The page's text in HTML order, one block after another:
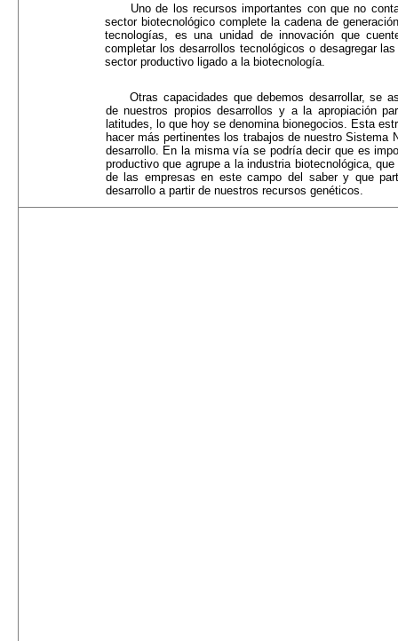
Uno de los recursos importantes con que no
sector biotecnológico complete la cadena de
tecnologías, es una unidad de innovación que
completar los desarrollos tecnológicos o desagregar
sector productivo ligado a la biotecnología.
Otras capacidades que debemos desarrollar, se
de nuestros propios desarrollos y a la apropiación
latitudes, lo que hoy se denomina bionegocios. Esta
hacer más pertinentes los trabajos de nuestro Sistema
desarrollo. En la misma vía se podría decir que es
productivo que agrupe a la industria biotecnológica,
de las empresas en este campo del saber y que
desarrollo a partir de nuestros recursos genéticos.